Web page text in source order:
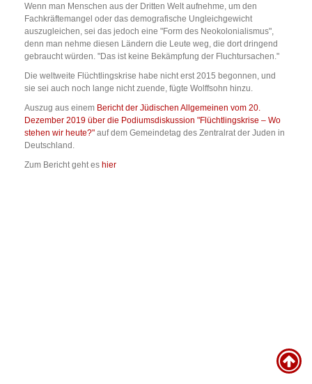
Wenn man Menschen aus der Dritten Welt aufnehme, um den
Fachkräftemangel oder das demografische Ungleichgewicht
auszugleichen, sei das jedoch eine "Form des Neokolonialismus",
denn man nehme diesen Ländern die Leute weg, die dort dringend
gebraucht würden. "Das ist keine Bekämpfung der Fluchtursachen."
Die weltweite Flüchtlingskrise habe nicht erst 2015 begonnen, und
sie sei auch noch lange nicht zuende, fügte Wolffsohn hinzu.
Auszug aus einem Bericht der Jüdischen Allgemeinen vom 20.
Dezember 2019 über die Podiumsdiskussion "Flüchtlingskrise – Wo
stehen wir heute?" auf dem Gemeindetag des Zentralrat der Juden in
Deutschland.
Zum Bericht geht es hier